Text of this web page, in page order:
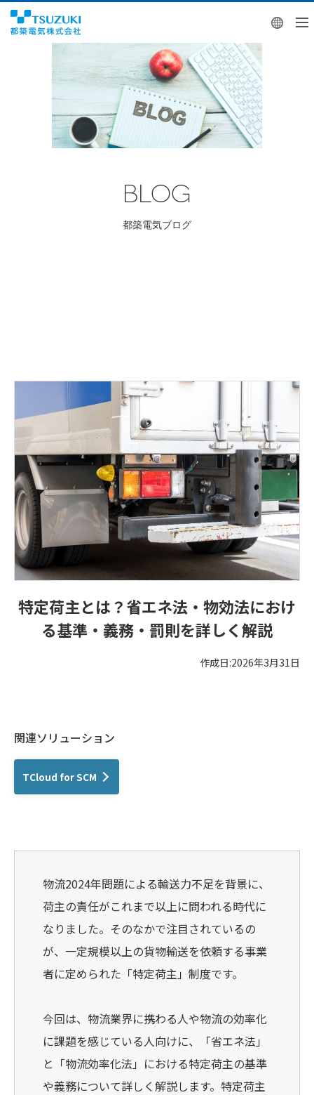
BLOG
都築電気ブログ
特定荷主とは？省エネ法・物効法におけ
る基準・義務・罰則を詳しく解説
作成日:2026年3月31日
関連ソリューション
TCloud for SCM
物流2024年問題による輸送力不足を背景に、
荷主の責任がこれまで以上に問われる時代に
なりました。そのなかで注目されているの
が、一定規模以上の貨物輸送を依頼する事業
者に定められた「特定荷主」制度です。
今回は、物流業界に携わる人や物流の効率化
に課題を感じている人向けに、「省エネ法」
と「物流効率化法」における特定荷主の基準
や義務について詳しく解説します。特定荷主